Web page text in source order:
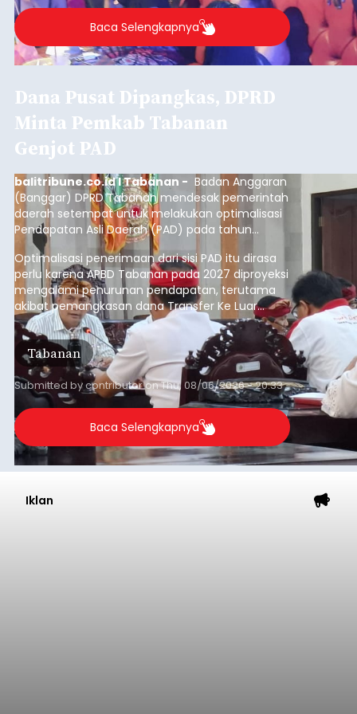
Baca Selengkapnya
Dana Pusat Dipangkas, DPRD
Minta Pemkab Tabanan
Genjot PAD
balitribune.co.id I Tabanan - Badan Anggaran
(Banggar) DPRD Tabanan mendesak pemerintah
daerah setempat untuk melakukan optimalisasi
Pendapatan Asli Daerah (PAD) pada tahun
anggaran 2027.
Optimalisasi penerimaan dari sisi PAD itu dirasa
perlu karena APBD Tabanan pada 2027 diproyeksi
mengalami penurunan pendapatan, terutama
akibat pemangkasan dana Transfer Ke Luar
Daerah (TKD) dari pemerintah pusat.
Tabanan
Submitted bycontributoronThu, 08/06/2026 - 20:33
Baca Selengkapnya
Iklan